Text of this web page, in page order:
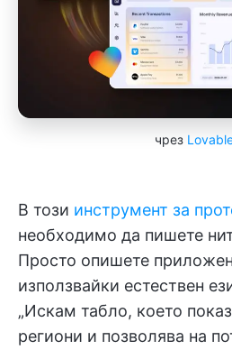
чрез
В този инструмент за
необходимо да пишете
Просто опишете
използвайки естествен
„Искам табло, което
региони и позволява на